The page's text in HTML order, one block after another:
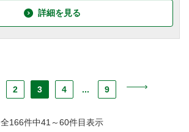
詳細を見る
2 3 4 ... 9
全166件中41～60件目表示